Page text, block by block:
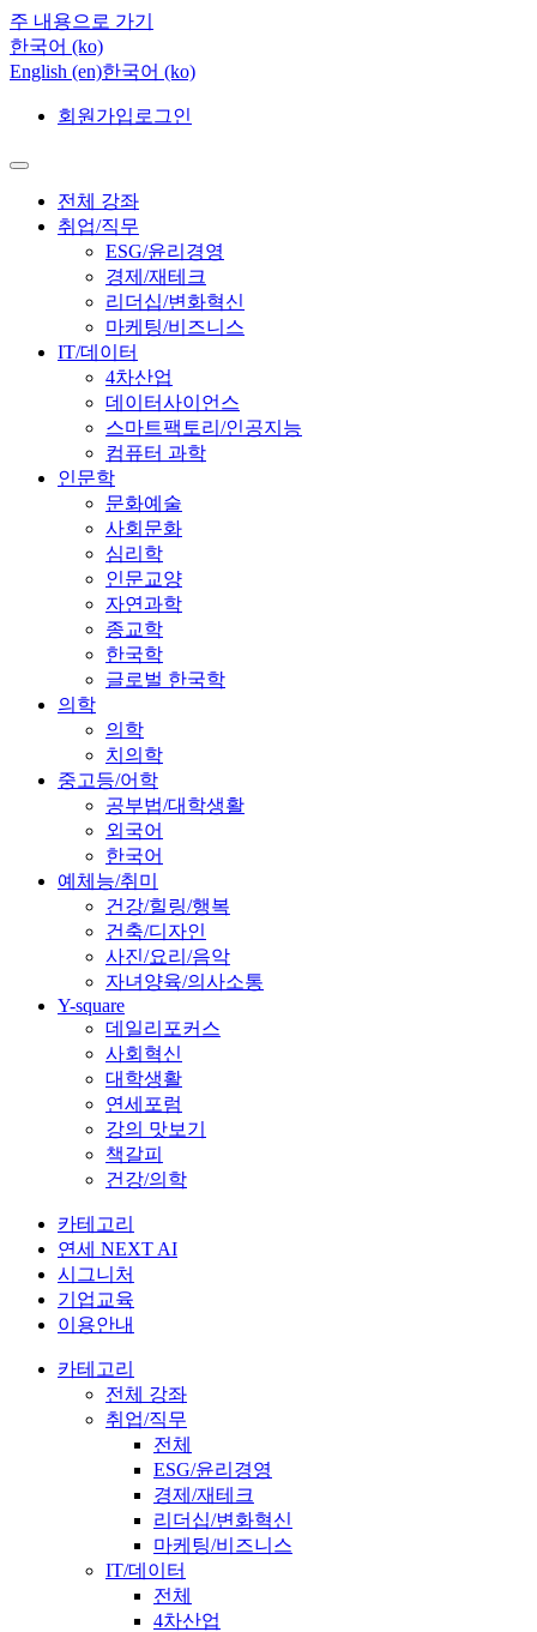
주 내용으로 가기
한국어 ‎(ko)‎
English ‎(en)‎한국어 ‎(ko)‎
회원가입 로그인
전체 강좌
취업/직무
ESG/윤리경영
경제/재테크
리더십/변화혁신
마케팅/비즈니스
IT/데이터
4차산업
데이터사이언스
스마트팩토리/인공지능
컴퓨터 과학
인문학
문화예술
사회문화
심리학
인문교양
자연과학
종교학
한국학
글로벌 한국학
의학
의학
치의학
중고등/어학
공부법/대학생활
외국어
한국어
예체능/취미
건강/힐링/행복
건축/디자인
사진/요리/음악
자녀양육/의사소통
Y-square
데일리포커스
사회혁신
대학생활
연세포럼
강의 맛보기
책갈피
건강/의학
카테고리
연세 NEXT AI
시그니처
기업교육
이용안내
카테고리
전체 강좌
취업/직무
전체
ESG/윤리경영
경제/재테크
리더십/변화혁신
마케팅/비즈니스
IT/데이터
전체
4차산업